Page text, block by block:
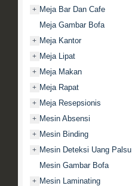
+ Meja Bar Dan Cafe
Meja Gambar Bofa
+ Meja Kantor
+ Meja Lipat
+ Meja Makan
+ Meja Rapat
+ Meja Resepsionis
+ Mesin Absensi
+ Mesin Binding
+ Mesin Deteksi Uang Palsu
Mesin Gambar Bofa
+ Mesin Laminating